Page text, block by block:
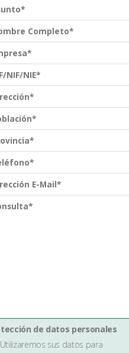
¿Qué es SPK y por
tecnológico de
de datos personales
Utilizaremos sus datos para